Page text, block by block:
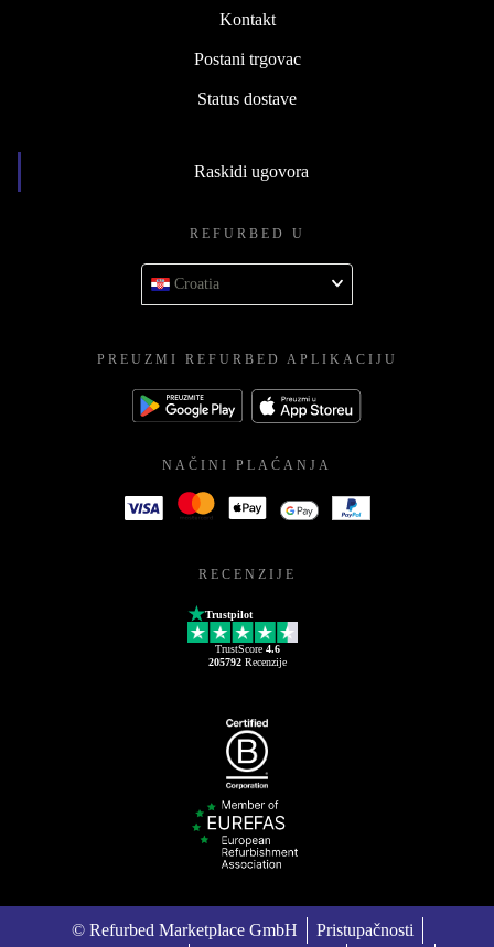
Kontakt
Postani trgovac
Status dostave
Raskidi ugovora
REFURBED U
Croatia
PREUZMI REFURBED APLIKACIJU
NAČINI PLAĆANJA
RECENZIJE
Trustpilot
TrustScore 4.6
205792Recenzije
© Refurbed Marketplace GmbH Pristupačnosti